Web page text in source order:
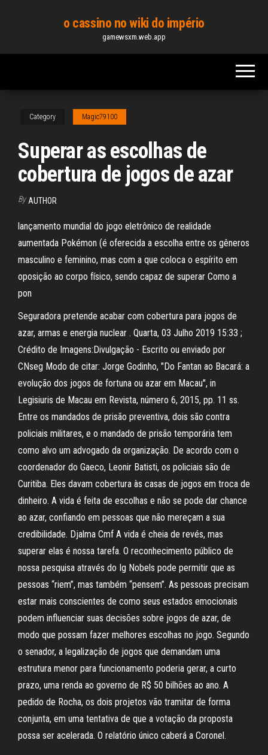
content
o cassino no wiki do império
gamewsxm.web.app
Category Magic79100
Superar as escolhas de
cobertura de jogos de azar
By AUTHOR
lançamento mundial do jogo eletrônico de realidade
aumentada Pokémon (é oferecida a escolha entre os gêneros
masculino e feminino, mas com a que coloca o espírito em
oposição ao corpo físico, sendo capaz de superar Como a
pon
Seguradora pretende acabar com cobertura para jogos de
azar, armas e energia nuclear . Quarta, 03 Julho 2019 15:33 ;
Crédito de Imagens:Divulgação - Escrito ou enviado por
CNseg Modo de citar: Jorge Godinho, "Do Fantan ao Bacará: a
evolução dos jogos de fortuna ou azar em Macau", in
Legisiuris de Macau em Revista, número 6, 2015, pp. 11 ss.
Entre os mandados de prisão preventiva, dois são contra
policiais militares, e o mandado de prisão temporária tem
como alvo um advogado da organização. De acordo com o
coordenador do Gaeco, Leonir Batisti, os policiais são de
Curitiba. Eles davam cobertura às casas de jogos em troca de
dinheiro. A vida é feita de escolhas e não se pode dar chance
ao azar, confiando em pessoas que não mereçam a sua
credibilidade. Djalma Cmf A vida é cheia de revés, mas
superar elas é nossa tarefa. O reconhecimento público de
nossa pesquisa através do Ig Nobels pode permitir que as
pessoas “riem”, mas também “pensem”. As pessoas precisam
estar mais conscientes de como seus estados emocionais
podem influenciar suas decisões sobre jogos de azar, de
modo que possam fazer melhores escolhas no jogo. Segundo
o senador, a legalização de jogos que demandam uma
estrutura menor para funcionamento poderia gerar, a curto
prazo, uma renda ao governo de R$ 50 bilhões ao ano. A
pedido de Rocha, os dois projetos vão tramitar de forma
conjunta, em uma tentativa de que a votação da proposta
possa ser acelerada. O relatório único caberá a Coronel.